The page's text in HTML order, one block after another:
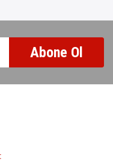
Abone Ol